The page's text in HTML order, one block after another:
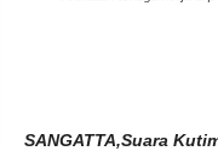
SANGATTA,Suara